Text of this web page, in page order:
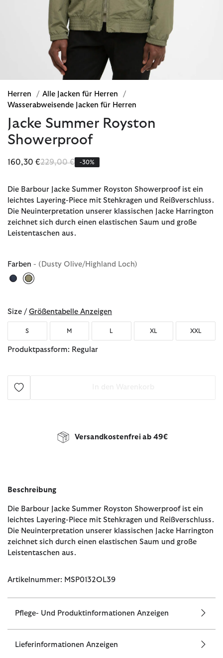
Herren / Alle Jacken für Herren
/
Wasserabweisende Jacken für Herren
Jacke Summer Royston
Showerproof
160,30 €Reduziert von
229,00 €bis-30%
Die Barbour Jacke Summer Royston Showerproof ist ein
leichtes Layering-Piece mit Stehkragen und Reißverschluss.
Die Neuinterpretation unserer klassischen Jacke Harrington
zeichnet sich durch einen elastischen Saum und große
Leistentaschen aus.
Farben - (Dusty Olive/Highland Loch)
Size / Größentabelle Anzeigen
S M L XL XXL
Produktpassform: Regular
Versandkostenfrei ab 49€
Beschreibung
Die Barbour Jacke Summer Royston Showerproof ist ein
leichtes Layering-Piece mit Stehkragen und Reißverschluss.
Die Neuinterpretation unserer klassischen Jacke Harrington
zeichnet sich durch einen elastischen Saum und große
Leistentaschen aus.
Artikelnummer: MSP0132OL39
Pflege- Und Produktinformationen Anzeigen
Lieferinformationen Anzeigen